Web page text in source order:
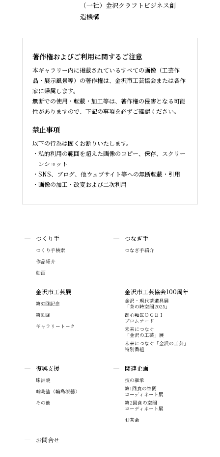
（一社）金沢クラフトビジネス創
造機構
著作権およびご利用に関するご注意
本ギャラリー内に掲載されているすべての画像（工芸作
品・展示風景等）の著作権は、金沢市工芸協会または各作
家に帰属します。
無断での使用・転載・加工等は、著作権の侵害となる可能
性がありますので、下記の事項を必ずご確認ください。
禁止事項
以下の行為は固くお断りいたします。
私的利用の範囲を超えた画像のコピー、保存、スクリー
ンショット
SNS、ブログ、他ウェブサイト等への無断転載・引用
画像の加工・改変および二次利用
つくり手
つくり手検索
作品紹介
動画
つなぎ手
つなぎ手紹介
金沢市工芸展
第80回記念
第81回
ギャラリートーク
金沢市工芸協会100周年
金沢・現代茶道具展
「茶の時空間2025」
都心軸ＫＯＧＥＩ
プロムナード
未来につなぐ
「金沢の工芸」展
未来につなぐ「金沢の工芸」
特別番組
復興支援
珠洲焼
輪島塗（輪島漆器）
その他
関連企画
技の継承
第1回食の空間
コーディネート展
第2回食の空間
コーディネート展
お茶会
お問合せ